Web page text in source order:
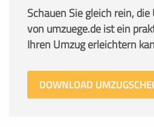
Schauen Sie gleich rein,
von umzuege.de ist ein
Ihren Umzug erleichtern
DOWNLOAD